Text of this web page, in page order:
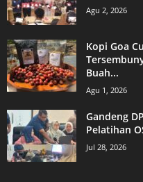
Agu 2, 2026
Kopi Goa
Buah...
Agu 1, 2026
Gandeng
Pelatihan
Jul 28, 2026